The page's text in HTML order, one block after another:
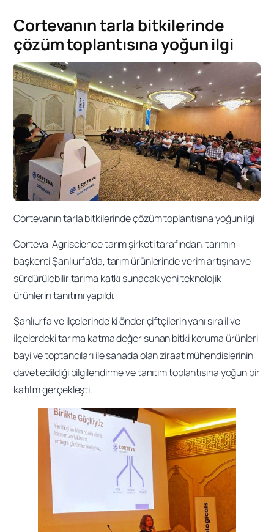
Cortevanın tarla bitkilerinde
çözüm toplantısına yoğun ilgi
Cortevanın tarla bitkilerinde çözüm toplantısına yoğun ilgi
Corteva Agriscience tarım şirketi tarafından, tarımın
başkenti Şanlıurfa’da, tarım ürünlerinde verim artışına ve
sürdürülebilir tarıma katkı sunacak yeni teknolojik
ürünlerin tanıtımı yapıldı.
Şanlıurfa ve ilçelerinde ki önder çiftçilerin yanı sıra il ve
ilçelerdeki tarıma katma değer sunan bitki koruma ürünleri
bayi ve toptancıları ile sahada olan ziraat mühendislerinin
davet edildiği bilgilendirme ve tanıtım toplantısına yoğun bir
katılım gerçekleşti.